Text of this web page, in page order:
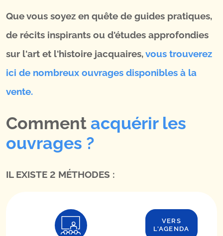
Que vous soyez en quête de guides pratiques,
de récits inspirants ou d'études approfondies
sur l'art et l'histoire jacquaires,vous trouverez
ici de nombreux ouvrages disponibles à la
vente.
Comment acquérir les
ouvrages ?
IL EXISTE 2 MÉTHODES :
VERS
L’AGENDA